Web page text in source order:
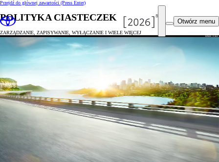
Przejdź do głównej zawartości (Press Enter)
Otwórz menu
POLITYKA CIASTECZEK
ZARZĄDZANIE, ZAPISYWANIE, WYŁĄCZANIE I WIELE WIĘCEJ